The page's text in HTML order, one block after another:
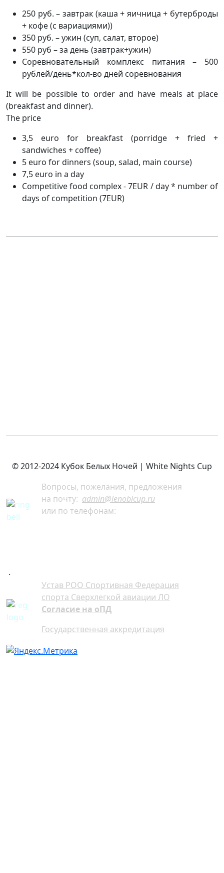
250 руб. – завтрак (каша + яичница + бутерброды
+ кофе (с вариациями))
350 руб. – ужин (суп, салат, второе)
550 руб – за день (завтрак+ужин)
Соревновательный комплекс питания – 500
рублей/день*кол-во дней соревнования
It will be possible to order and have meals at place
(breakfast and dinner).
The price
3,5 euro for breakfast (porridge + fried +
sandwiches + coffee)
5 euro for dinners (soup, salad, main course)
7,5 euro in a day
Competitive food complex - 7EUR / day * number of
days of competition (7EUR)
© 2012-2024 Кубок Белых Ночей | White Nights Cup
Вопросы, пожелания, предложения
на почту: admin@lenoblcup.ru
или по телефонам:
.
Устав РОО Спортивная Федерация
спорта Сверхлегкой авиации ЛО
Согласие на оПД
Государственная аккредитация